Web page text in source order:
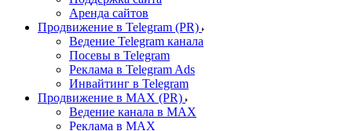
Аренда сайтов
Продвижение в Telegram (PR)
Ведение Telegram канала
Посевы в Telegram
Реклама в Telegram Ads
Инвайтинг в Telegram
Продвижение в MAX (PR)
Ведение канала в MAX
Реклама в MAX